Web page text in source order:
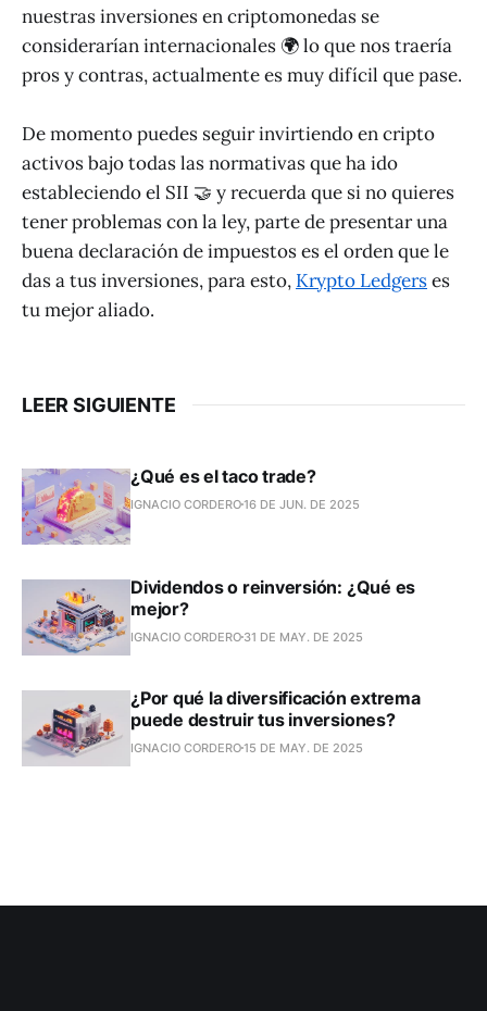
nuestras inversiones en criptomonedas se
considerarían internacionales 🌍 lo que nos traería
pros y contras, actualmente es muy difícil que pase.
De momento puedes seguir invirtiendo en cripto
activos bajo todas las normativas que ha ido
estableciendo el SII 🤝 y recuerda que si no quieres
tener problemas con la ley, parte de presentar una
buena declaración de impuestos es el orden que le
das a tus inversiones, para esto, Krypto Ledgerses
tu mejor aliado.
LEER SIGUIENTE
¿Qué es el taco trade?
IGNACIO CORDERO16 DE JUN. DE 2025
Dividendos o reinversión: ¿Qué es
mejor?
IGNACIO CORDERO 31 DE MAY. DE 2025
¿Por qué la diversificación extrema
puede destruir tus inversiones?
IGNACIO CORDERO15 DE MAY. DE 2025